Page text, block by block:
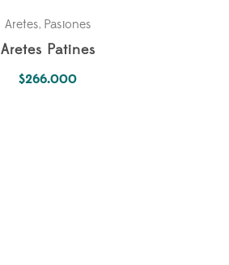
Aretes, Pasiones
Aretes Patines
$266.000